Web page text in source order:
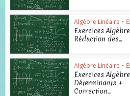
Algèbre Linéaire •
Exercices
Réduction des...
Algèbre Linéaire •
Exercices
Déterminants +
Correction...